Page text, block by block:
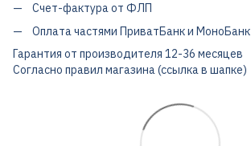
Счет-фактура от ФЛП
Оплата частями ПриватБанк и МоноБанк
Гарантия от производителя 12-36 месяцев
Согласно правил магазина (ссылка в шапке)